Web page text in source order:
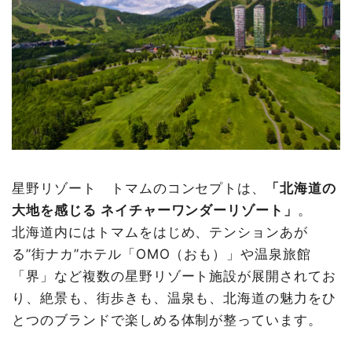
星野リゾート トマムのコンセプトは、
「北海道の
大地を感じる ネイチャーワンダーリゾート」 。
北海道内にはトマムをはじめ、テンションあが
る”街ナカ”ホテル「OMO（おも）」や温泉旅館
「界」など複数の星野リゾート施設が展開されてお
り、絶景も、街歩きも、温泉も、北海道の魅力をひ
とつのブランドで楽しめる体制が整っています。